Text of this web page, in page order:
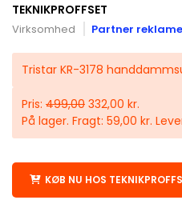
TEKNIKPROFFSET
Virksomhed Partner
Tristar KR-3178
Pris: 499,00 332,00 kr.
På lager. Fragt: 59,00 kr.
KØB NU HOS